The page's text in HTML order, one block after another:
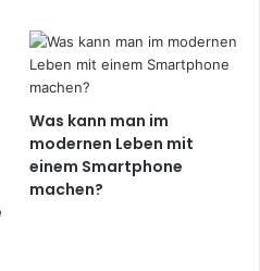
Was kann man im
modernen Leben mit
einem Smartphone
machen?